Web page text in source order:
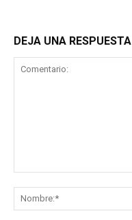
DEJA UNA RESPUESTA